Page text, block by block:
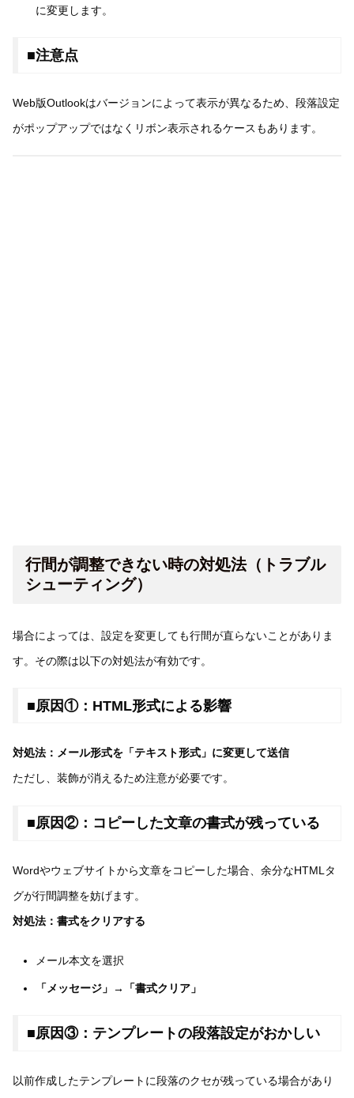
に変更します。
■注意点
Web版Outlookはバージョンによって表示が異なるため、段落設定
がポップアップではなくリボン表示されるケースもあります。
行間が調整できない時の対処法（トラブル
シューティング）
場合によっては、設定を変更しても行間が直らないことがありま
す。その際は以下の対処法が有効です。
■原因①：HTML形式による影響
対処法：メール形式を「テキスト形式」に変更して送信
ただし、装飾が消えるため注意が必要です。
■原因②：コピーした文章の書式が残っている
Wordやウェブサイトから文章をコピーした場合、余分なHTMLタ
グが行間調整を妨げます。
対処法：書式をクリアする
メール本文を選択
「メッセージ」→「書式クリア」
■原因③：テンプレートの段落設定がおかしい
以前作成したテンプレートに段落のクセが残っている場合があり